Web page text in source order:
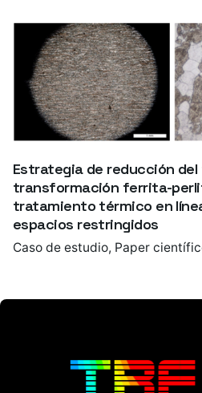
Estrategia de reducción
transformación ferrita-
tratamiento térmico en
espacios restringidos
Caso de estudio Paper